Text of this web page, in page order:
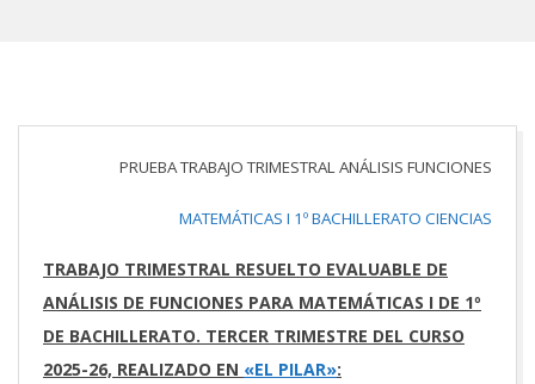
PRUEBA TRABAJO TRIMESTRAL ANÁLISIS FUNCIONES
MATEMÁTICAS I 1º BACHILLERATO CIENCIAS
TRABAJO TRIMESTRAL RESUELTO EVALUABLE DE
ANÁLISIS DE FUNCIONES PARA MATEMÁTICAS I DE 1º
DE BACHILLERATO. TERCER TRIMESTRE DEL CURSO
2025-26, REALIZADO EN «EL PILAR»: